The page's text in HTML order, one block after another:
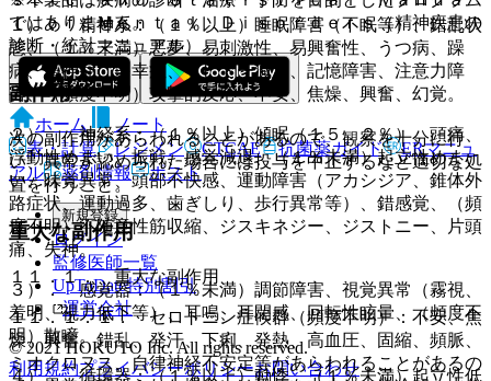
１）． 精神系：（１％以上）睡眠障害（不眠等）、錯乱状
態、（１％未満）悪夢、易刺激性、易興奮性、うつ病、躁
病、精神症、多幸症、リビドー減退、記憶障害、注意力障
害、（頻度不明）攻撃的反応、不安、焦燥、興奮、幻覚。
２）． 神経系：（１％以上）傾眠（１５．２％）、頭痛、
浮動性めまい、振戦、感覚減退、（１％未満）起立性めま
い、味覚異常、頭部不快感、運動障害（アカシジア、錐体外
路症状、運動過多、歯ぎしり、歩行異常等）、錯感覚、（頻
度不明）不随意性筋収縮、ジスキネジー、ジストニー、片頭
痛、失神。
３）． 感覚器：（１％未満）調節障害、視覚異常（霧視、
羞明、視力低下等）、耳鳴、耳閉感、回転性眩暈、（頻度不
明）散瞳。
４）． 循環器：（１％以上）動悸、（１％未満）起立性低
ｌ ｏｆ Ｍｅｎｔａｌ Ｄｉｓｏｒｄｅｒｓ（精神疾患の
診断・統計マニュアル）。
副作用
次の副作用があらわれることがあるので、観察を十分に行
い、異常が認められた場合には投与を中止するなど適切な処
置を行うこと。
重大な副作用
１１．１． 重大な副作用
１１．１．１． セロトニン症候群（頻度不明）：不安、焦
燥、興奮、錯乱、発汗、下痢、発熱、高血圧、固縮、頻脈、
ミオクロヌス、自律神経不安定等があらわれることがあるの
ではありません。
ホーム
ノート
表・計算
レジメン CTCAE 抗菌薬ガイド
ERマニュ
アル
薬剤情報 ポスト
新規登録
ログイン
監修医師一覧
UpToDate特別割引
運営会社
© 2021 HOKUTO Inc. All rights reserved.
利用規約プライバシーポリシーお問い合わせ